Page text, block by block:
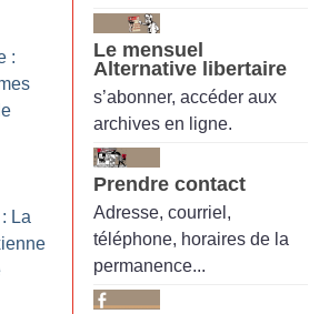
:
La
Le mensuel
Alternative libertaire
s’abonner, accéder aux
archives en ligne.
Prendre contact
Adresse, courriel,
téléphone, horaires de la
permanence...